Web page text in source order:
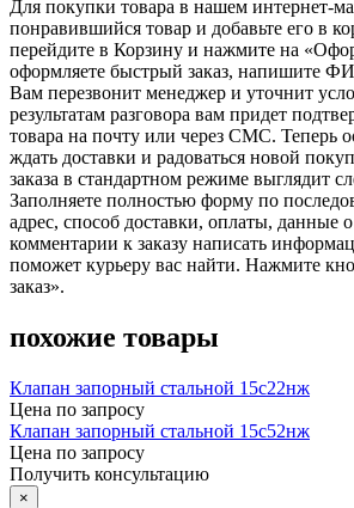
Для покупки товара в нашем интернет-
понравившийся товар и добавьте его в
перейдите в Корзину и нажмите на
оформляете быстрый заказ, напишите
Вам перезвонит менеджер и уточнит
результатам разговора вам придет
товара на почту или через СМС. Теперь
ждать доставки и радоваться новой
заказа в стандартном режиме выглядит
Заполняете полностью форму по
адрес, способ доставки, оплаты, данные
комментарии к заказу написать
поможет курьеру вас найти. Нажмите
заказ».
похожие товары
Клапан запорный стальной 15с22нж
Цена по запросу
Клапан запорный стальной 15с52нж
Цена по запросу
Получить консультацию
×